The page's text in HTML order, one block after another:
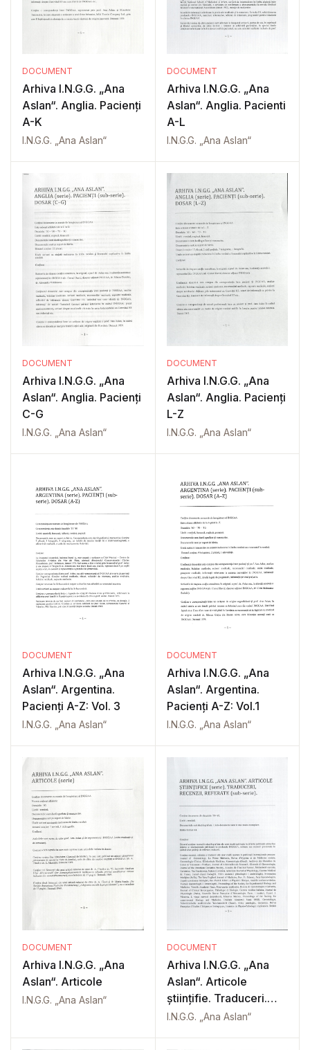
DOCUMENT
Arhiva I.N.G.G. „Ana
Aslan“. Anglia. Pacienți
A-K
I.N.G.G. „Ana Aslan“
DOCUMENT
Arhiva I.N.G.G. „Ana
Aslan“. Anglia. Pacienti
A-L
I.N.G.G. „Ana Aslan“
DOCUMENT
Arhiva I.N.G.G. „Ana
Aslan“. Anglia. Pacienți
C-G
I.N.G.G. „Ana Aslan“
DOCUMENT
Arhiva I.N.G.G. „Ana
Aslan“. Anglia. Pacienți
L-Z
I.N.G.G. „Ana Aslan“
DOCUMENT
Arhiva I.N.G.G. „Ana
Aslan“. Argentina.
Pacienți A-Z: Vol. 3
I.N.G.G. „Ana Aslan“
DOCUMENT
Arhiva I.N.G.G. „Ana
Aslan“. Argentina.
Pacienți A-Z: Vol.1
I.N.G.G. „Ana Aslan“
DOCUMENT
Arhiva I.N.G.G. „Ana
Aslan“. Articole
I.N.G.G. „Ana Aslan“
DOCUMENT
Arhiva I.N.G.G. „Ana
Aslan“. Articole
științifie. Traduceri.
Recenzii
I.N.G.G. „Ana Aslan“